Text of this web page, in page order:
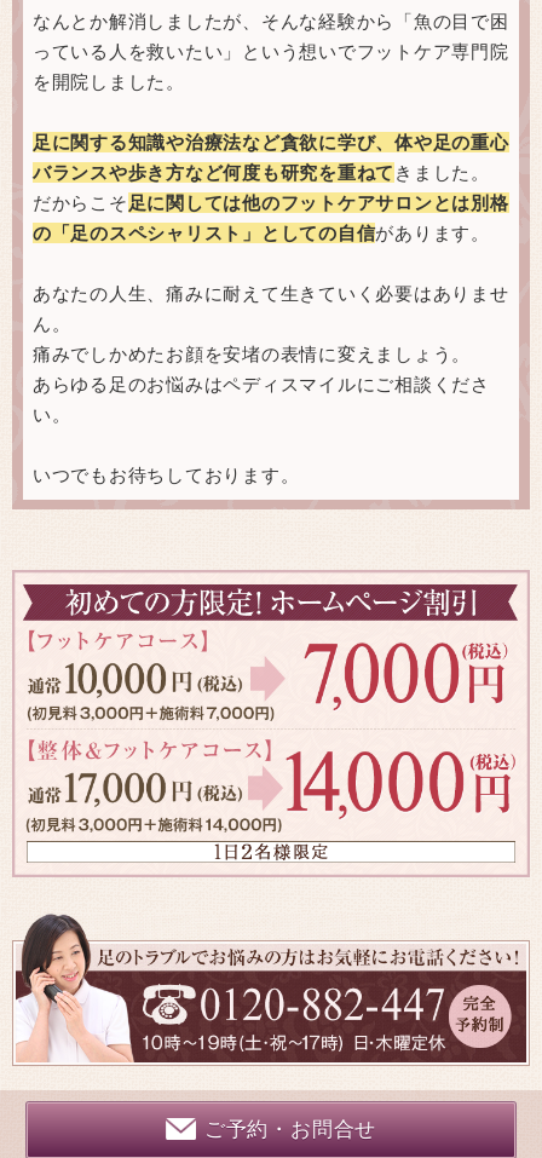
なんとか解消しましたが、そんな経験から「魚の目で困
っている人を救いたい」という想いでフットケア専門院
を開院しました。
足に関する知識や治療法など貪欲に学び、体や足の重心
バランスや歩き方など何度も研究を重ねて きました。
だからこそ 足に関しては他のフットケアサロンとは別格
の「足のスペシャリスト」としての自信があります。
あなたの人生、痛みに耐えて生きていく必要はありませ
ん。
痛みでしかめたお顔を安堵の表情に変えましょう。
あらゆる足のお悩みはペディスマイルにご相談くださ
い。
いつでもお待ちしております。
ご予約・お問合せ